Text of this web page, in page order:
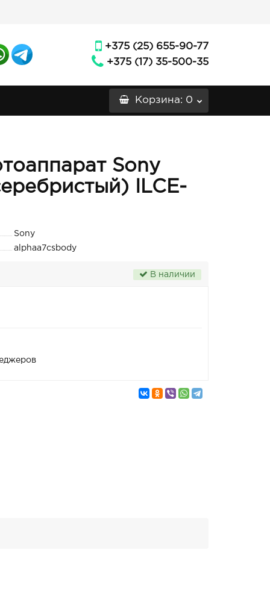
+375 (25) 655-90-77
+375 (17) 35-500-35
Корзина: 0
Sony
ILCE-
Sony
alphaa7csbody
В наличии